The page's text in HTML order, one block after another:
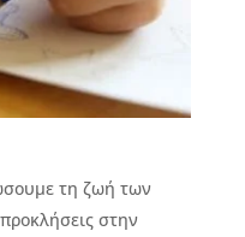
τη ζωή των
στην